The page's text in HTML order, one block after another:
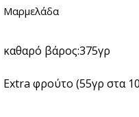
Μαρμελάδα
καθαρό βάρος:375γρ
Extra φρούτο (55γρ στα